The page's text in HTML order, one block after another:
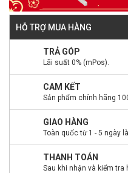
HỖ TRỢ MUA HÀNG
TRẢ GÓP
Lãi suất 0% (mPos).
CAM KẾT
Sản phẩm chính hãng
GIAO HÀNG
Toàn quốc từ 1 - 5 ngày
THANH TOÁN
Sau khi nhận và kiểm tra